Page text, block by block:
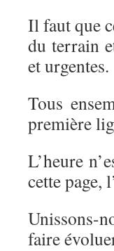
Il faut que
du terrain
et urgentes.
Tous
première
L’heure
cette page,
Unissons-
faire